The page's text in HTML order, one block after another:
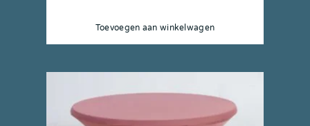
Toevoegen aan winkelwagen